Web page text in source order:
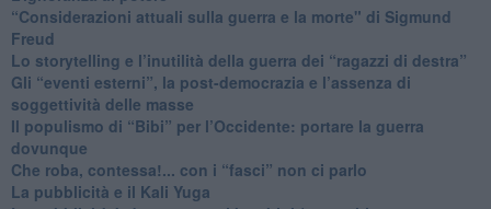
​“Considerazioni attuali sulla guerra e la morte" di Sigmund
Freud
​Lo storytelling e l’inutilità della guerra dei “ragazzi di destra”
​Gli “eventi esterni”, la post-democrazia e l’assenza di
soggettività delle masse
​Il populismo di “Bibi” per l’Occidente: portare la guerra
dovunque
​Che roba, contessa!... con i “fasci” non ci parlo
La pubblicità e il Kali Yuga